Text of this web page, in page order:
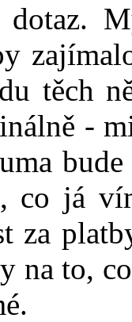
dotaz.
těch
-
co já
za
na to,